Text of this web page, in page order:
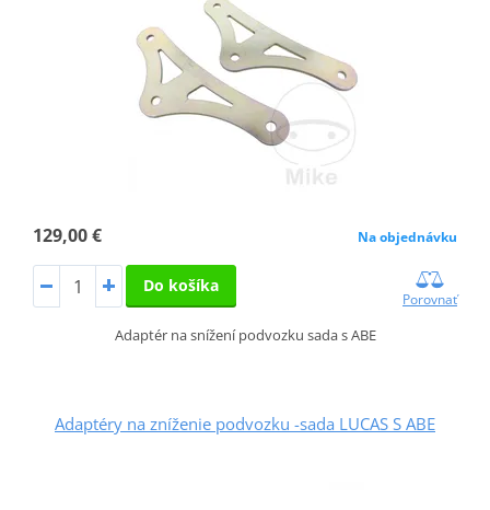
129,00 € Na objednávku
Do košíka
Porovnať
Adaptér na snížení podvozku sada s ABE
Adaptéry na zníženie podvozku -sada LUCAS S ABE